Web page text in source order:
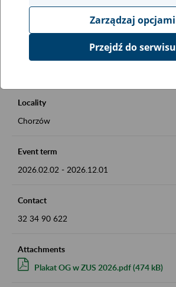
Okienko Górnicze w ZUS
Szczegóły na plakacie
Locality
Chorzów
Event term
2026.02.02 - 2026.12.01
Contact
32 34 90 622
Attachments
Plakat OG w ZUS 2026.pdf (474 kB)
Zarządzaj opcjami
Przejdź do serwisu